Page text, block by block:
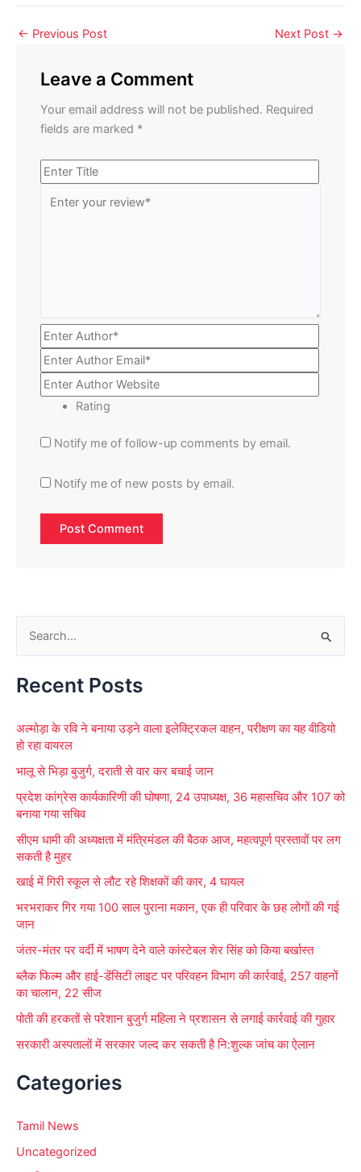
← Previous Post Next Post →
Leave a Comment
Your email address will not be published. Required
fields are marked *
Rating
Notify me of follow-up comments by email.
Notify me of new posts by email.
a
c
o
:
Recent Posts
अल्मोड़ा के रवि ने बनाया उड़ने वाला इलेक्ट्रिकल वाहन, परीक्षण का यह वीडियो
हो रहा वायरल
भालू से भिड़ा बुजुर्ग, दराती से वार कर बचाई जान
प्रदेश कांग्रेस कार्यकारिणी की घोषणा, 24 उपाध्यक्ष, 36 महासचिव और 107 को
बनाया गया सचिव
सीएम धामी की अध्यक्षता में मंत्रिमंडल की बैठक आज, महत्वपूर्ण प्रस्तावों पर लग
सकती है मुहर
खाई में गिरी स्कूल से लौट रहे शिक्षकों की कार, 4 घायल
भरभराकर गिर गया 100 साल पुराना मकान, एक ही परिवार के छह लोगों की गई
जान
जंतर-मंतर पर वर्दी में भाषण देने वाले कांस्टेबल शेर सिंह को किया बर्खास्त
ब्लैक फिल्म और हाई-डेंसिटी लाइट पर परिवहन विभाग की कार्रवाई, 257 वाहनों
का चालान, 22 सीज
पोती की हरकतों से परेशान बुजुर्ग महिला ने प्रशासन से लगाई कार्रवाई की गुहार
सरकारी अस्पतालों में सरकार जल्द कर सकती है नि:शुल्क जांच का ऐलान
Categories
Tamil News
Uncategorized